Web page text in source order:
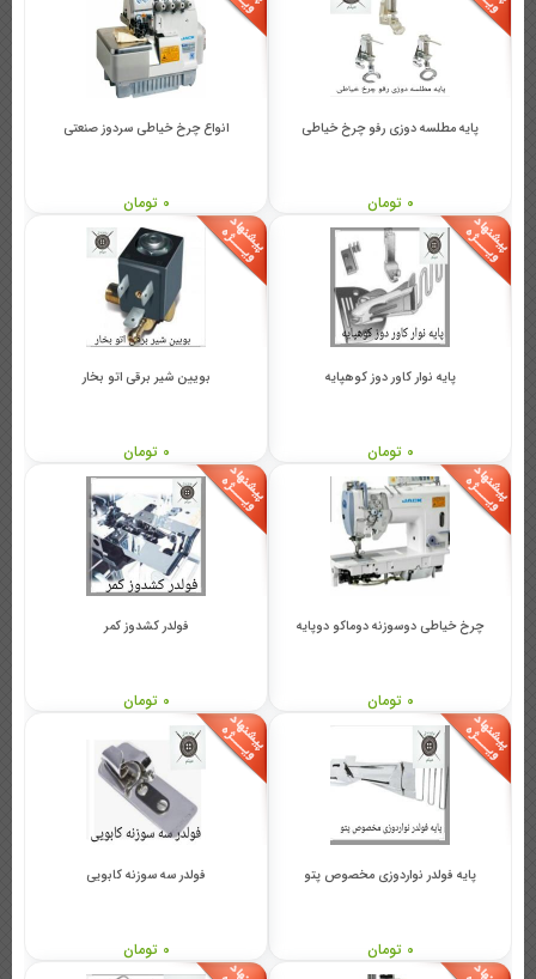
پایه مطلسه دوزی رفو چرخ خیاطی
0 تومان
انواع چرخ خیاطی سردوز صنعتی
0 تومان
پایه نوار کاور دوز کوهپایه
0 تومان
بویین شیر برقی اتو بخار
0 تومان
چرخ خیاطی دوسوزنه دوماکو دوپایه
0 تومان
فولدر کشدوز کمر
0 تومان
پایه فولدر نواردوزی مخصوص پتو
0 تومان
فولدر سه سوزنه کابویی
0 تومان